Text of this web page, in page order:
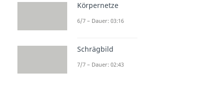
Körpernetze
6/7 – Dauer: 03:16
Schrägbild
7/7 – Dauer: 02:43